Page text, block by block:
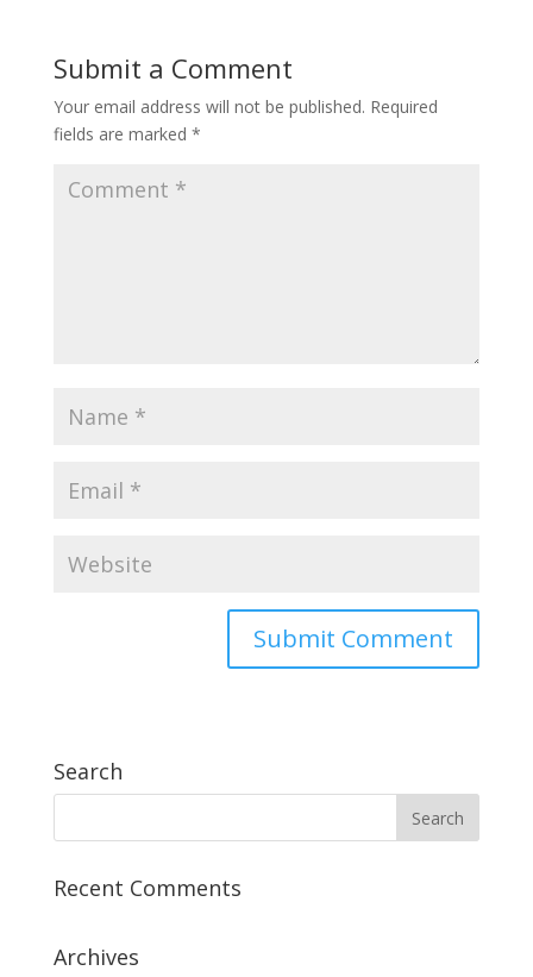
Submit a Comment
Your email address will not be published. Required
fields are marked *
Search
Recent Comments
Archives